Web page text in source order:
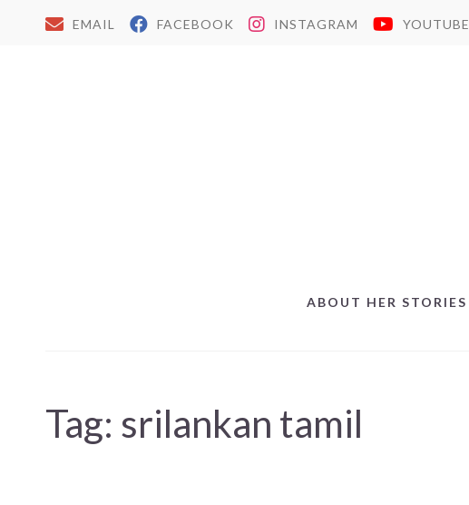
EMAIL FACEBOOK INSTAGRAM YOUTUBE
ABOUT HER STORIES
Tag: srilankan tamil